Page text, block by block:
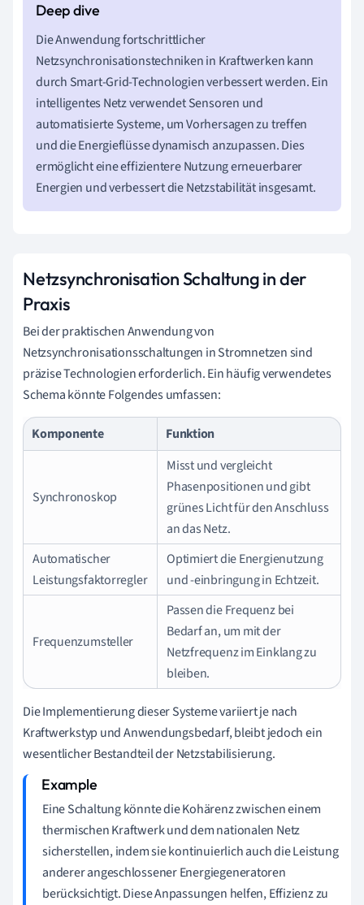
Die Anwendung fortschrittlicher
Netzsynchronisationstechniken in Kraftwerken kann
durch Smart-Grid-Technologien verbessert werden. Ein
intelligentes Netz verwendet Sensoren und
automatisierte Systeme, um Vorhersagen zu treffen
und die Energieflüsse dynamisch anzupassen. Dies
ermöglicht eine effizientere Nutzung erneuerbarer
Energien und verbessert die Netzstabilität insgesamt.
Netzsynchronisation Schaltung in der
Praxis
Bei der praktischen Anwendung von
Netzsynchronisationsschaltungen in Stromnetzen sind
präzise Technologien erforderlich. Ein häufig verwendetes
Schema könnte Folgendes umfassen:
Komponente Funktion
Synchronoskop
Misst und vergleicht
Phasenpositionen und gibt
grünes Licht für den Anschluss
an das Netz.
Automatischer
Leistungsfaktorregler
Optimiert die Energienutzung
und -einbringung in Echtzeit.
Frequenzumsteller
Passen die Frequenz bei
Bedarf an, um mit der
Netzfrequenz im Einklang zu
bleiben.
Die Implementierung dieser Systeme variiert je nach
Kraftwerkstyp und Anwendungsbedarf, bleibt jedoch ein
wesentlicher Bestandteil der Netzstabilisierung.
Eine Schaltung könnte die Kohärenz zwischen einem
thermischen Kraftwerk und dem nationalen Netz
sicherstellen, indem sie kontinuierlich auch die Leistung
anderer angeschlossener Energiegeneratoren
berücksichtigt. Diese Anpassungen helfen, Effizienz zu